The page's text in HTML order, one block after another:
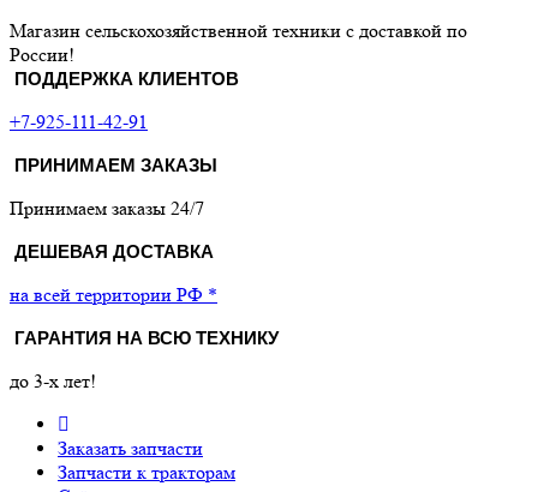
Магазин сельскохозяйственной техники с доставкой по
России!
ПОДДЕРЖКА КЛИЕНТОВ
+7-925-111-42-91
ПРИНИМАЕМ ЗАКАЗЫ
Принимаем заказы 24/7
ДЕШЕВАЯ ДОСТАВКА
на всей территории РФ *
ГАРАНТИЯ НА ВСЮ ТЕХНИКУ
до 3-х лет!
Заказать запчасти
Запчасти к тракторам